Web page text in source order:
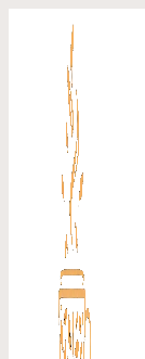
содержимому